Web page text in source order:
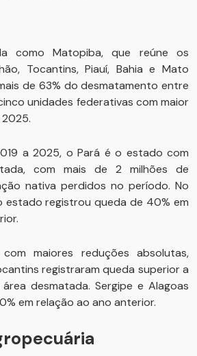
como Matopiba, que reúne os
Tocantins, Piauí, Bahia e Mato
de 63% do desmatamento entre
unidades federativas com maior
a 2025, o Pará é o estado com
com mais de 2 milhões de
nativa perdidos no período. No
estado registrou queda de 40% em
maiores reduções absolutas,
registraram queda superior a
desmatada. Sergipe e Alagoas
em relação ao ano anterior.